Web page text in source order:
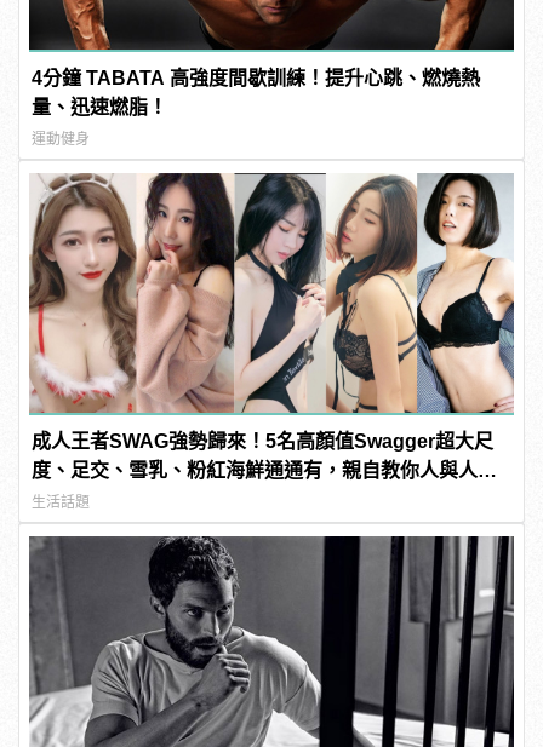
4分鐘 TABATA 高強度間歇訓練！提升心跳、燃燒熱
量、迅速燃脂！
運動健身
成人王者SWAG強勢歸來！5名高顏值Swagger超大尺
度、足交、雪乳、粉紅海鮮通通有，親自教你人與人的
連結！ | manfashion這樣變型男
生活話題